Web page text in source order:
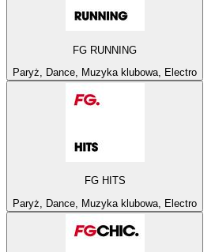
FG RUNNING
Paryż, Dance, Muzyka klubowa, Electro
FG HITS
Paryż, Dance, Muzyka klubowa, Electro